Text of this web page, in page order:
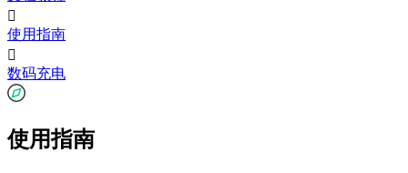

使用指南

数码充电
使用指南